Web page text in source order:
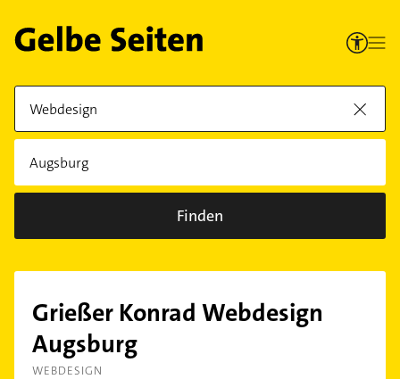
Finden
Grießer Konrad Webdesign
Augsburg
WEBDESIGN